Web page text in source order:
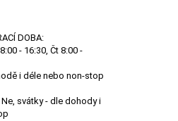
DOBA:
- 16:30, Čt 8:00 -
i déle nebo non-stop
Ne, svátky - dle dohody i